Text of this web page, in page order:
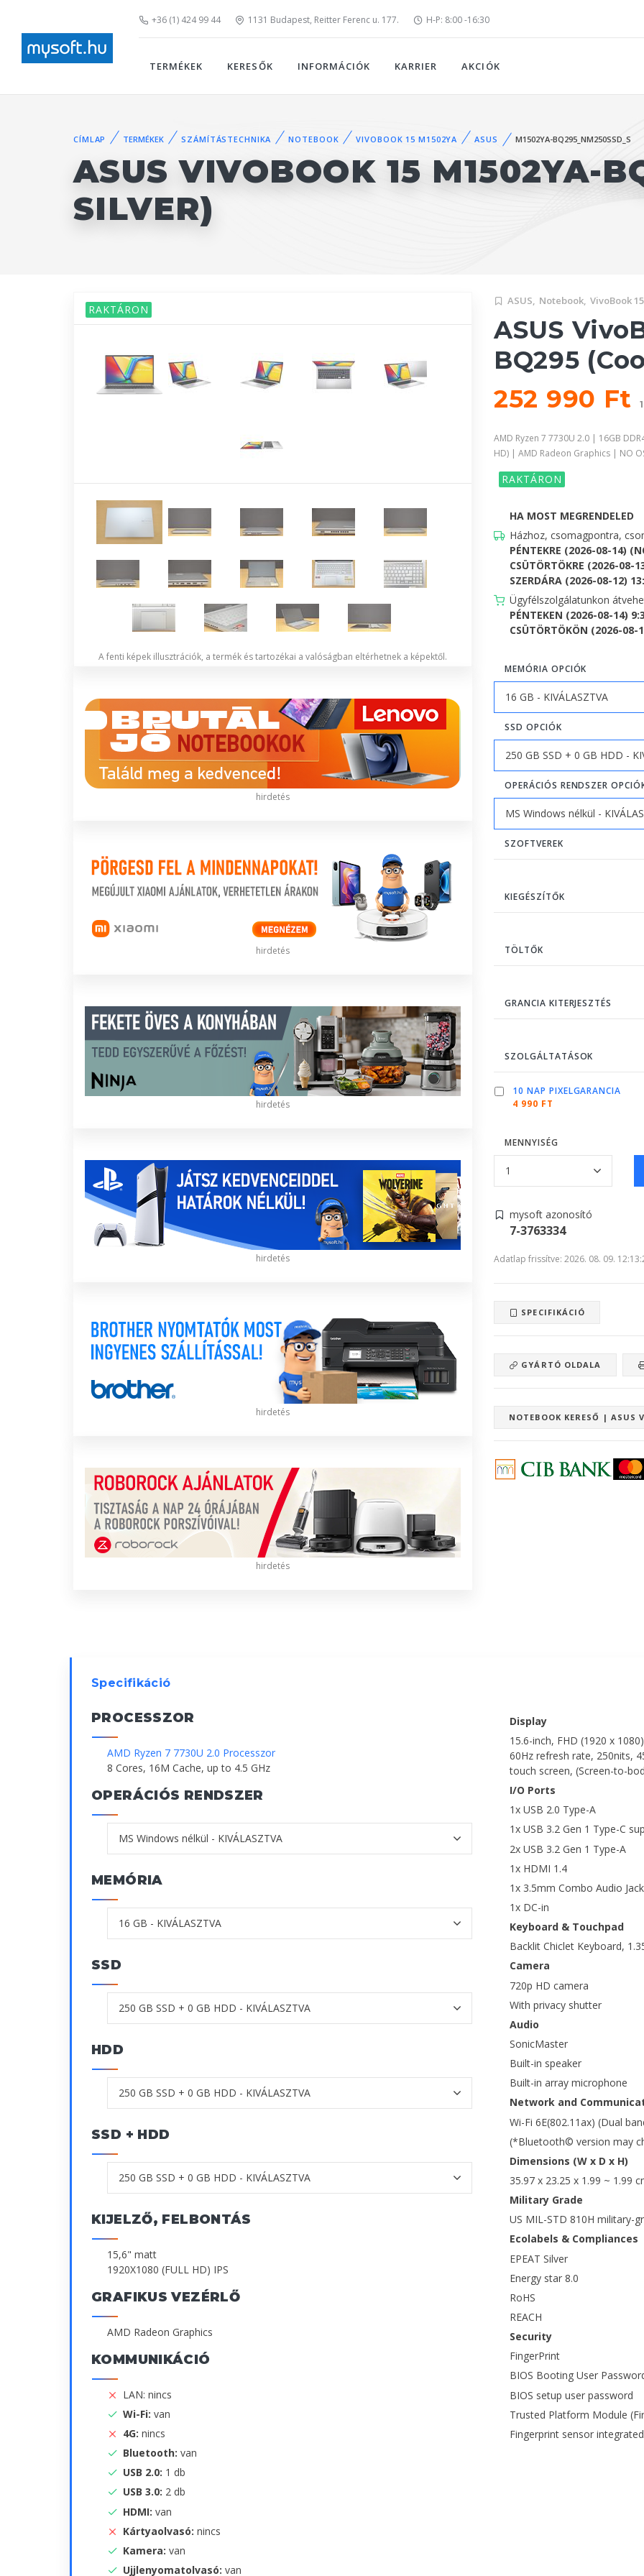
+36 (1) 424 99 44 1131 Budapest, Reitter Ferenc u. 177. H-P: 8:00 -16:30
TERMÉKEK KERESŐK INFORMÁCIÓK KARRIER AKCIÓK
CÍMLAP TERMÉKEK SZÁMÍTÁSTECHNIKA NOTEBOOK VIVOBOOK 15 M1502YA ASUS M1502YA-BQ295_NM250SSD_S
ASUS VIVOBOOK 15 M1502YA-
SILVER)
RAKTÁRON
A fenti képek illusztrációk, a termék és tartozékai a valóságban eltérhetnek a képektől.
hirdetés
hirdetés
hirdetés
hirdetés
hirdetés
hirdetés
ASUS, Notebook, VivoBook
ASUS
BQ295
252 990 Ft
AMD Ryzen 7 7730U 2.0 | 16GB
HD) | AMD Radeon Graphics | NO
RAKTÁRON
HA MOST MEGRENDELED
Házhoz, csomagpontra,
PÉNTEKRE (2026-08-14)
CSÜTÖRTÖKRE (2026-08-
SZERDÁRA (2026-08-12)
Ügyfélszolgálatunkon
PÉNTEKEN (2026-08-14)
CSÜTÖRTÖKÖN (2026-08-
MEMÓRIA OPCIÓK
SSD OPCIÓK
OPERÁCIÓS RENDSZER
SZOFTVEREK
KIEGÉSZÍTŐK
TÖLTŐK
GRANCIA KITERJESZTÉS
SZOLGÁLTATÁSOK
10 NAP PIXELGARANCIA
4 990 FT
MENNYISÉG
mysoft azonosító
7-3763334
Adatlap frissítve: 2026. 08. 09.
SPECIFIKÁCIÓ
GYÁRTÓ OLDALA
NOTEBOOK KERESŐ | ASUS
Specifikáció
PROCESSZOR
AMD Ryzen 7 7730U 2.0 Processzor
8 Cores, 16M Cache, up to 4.5 GHz
OPERÁCIÓS RENDSZER
MEMÓRIA
SSD
HDD
SSD + HDD
KIJELZŐ, FELBONTÁS
15,6" matt
1920X1080 (FULL HD) IPS
GRAFIKUS VEZÉRLŐ
AMD Radeon Graphics
KOMMUNIKÁCIÓ
LAN: nincs
Wi-Fi: van
4G: nincs
Bluetooth: van
USB 2.0: 1 db
USB 3.0: 2 db
HDMI: van
Kártyaolvasó: nincs
Kamera: van
Ujjlenyomatolvasó: van
Display
15.6-inch, FHD (1920 x
60Hz refresh rate, 250nits,
touch screen, (Screen-to-
I/O Ports
1x USB 2.0 Type-A
1x USB 3.2 Gen 1 Type-C
2x USB 3.2 Gen 1 Type-A
1x HDMI 1.4
1x 3.5mm Combo Audio Jack
1x DC-in
Keyboard & Touchpad
Backlit Chiclet Keyboard,
Camera
720p HD camera
With privacy shutter
Audio
SonicMaster
Built-in speaker
Built-in array microphone
Network and
Wi-Fi 6E(802.11ax) (Dual
(*Bluetooth© version may
Dimensions (W x D x H)
35.97 x 23.25 x 1.99 ~ 1.99
Military Grade
US MIL-STD 810H military-
Ecolabels & Compliances
EPEAT Silver
Energy star 8.0
RoHS
REACH
Security
FingerPrint
BIOS Booting User
BIOS setup user password
Trusted Platform Module
Fingerprint sensor